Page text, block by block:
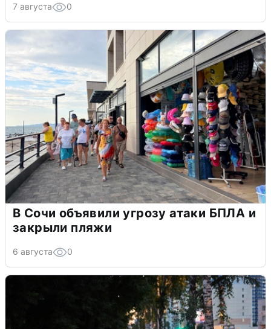
7 августа 0
В Сочи объявили угрозу атаки БПЛА и
закрыли пляжи
6 августа 0